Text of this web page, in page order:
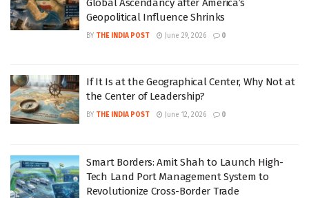
Geopolitical Influence Shrinks
BY THE INDIA POST June 29, 2026 0
If It Is at the Geographical Center, Why Not at
the Center of Leadership?
BY THE INDIA POST June 12, 2026 0
Smart Borders: Amit Shah to Launch High-
Tech Land Port Management System to
Revolutionize Cross-Border Trade